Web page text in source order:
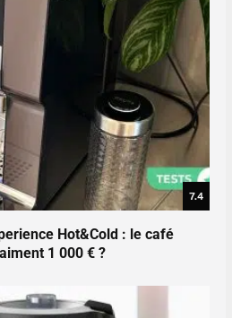
7.4
Hot&Cold : le café
1 000 € ?